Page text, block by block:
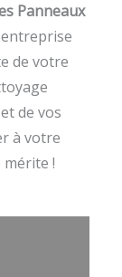
Panneaux
entreprise
de votre
de vos
à votre
!